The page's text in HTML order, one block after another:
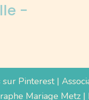
-
Pinterest|
Mariage Metz |